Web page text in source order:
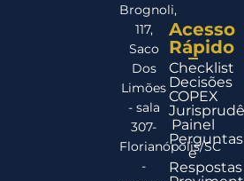
Brognoli,
117,
Saco
Dos
Limões
- sala
307-
Florianópolis/SC
-
Acesso
Rápido
Checklist
Decisões
COPEX
Painel
Perguntas
e
Respostas